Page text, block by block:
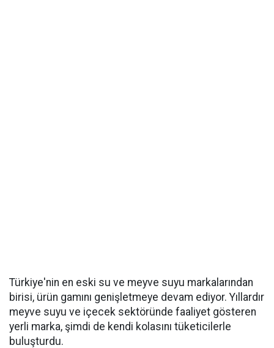
Türkiye'nin en eski su ve meyve suyu markalarından
birisi, ürün gamını genişletmeye devam ediyor. Yıllardır
meyve suyu ve içecek sektöründe faaliyet gösteren
yerli marka, şimdi de kendi kolasını tüketicilerle
buluşturdu.